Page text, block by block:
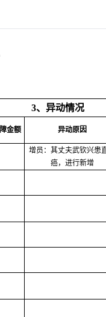
3、异动情况
金额 异动原因
增员：其丈夫武钦兴患
癌，进行新增